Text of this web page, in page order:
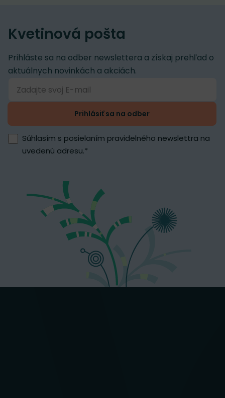
Kvetinová pošta
Prihláste sa na odber newslettera a získaj prehľad o
aktuálnych novinkách a akciách.
Prihlásiť sa na odber
Súhlasím s posielaním pravidelného newslettra na
uvedenú adresu.*